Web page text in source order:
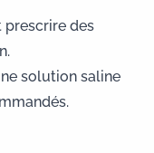
prescrire des
solution saline